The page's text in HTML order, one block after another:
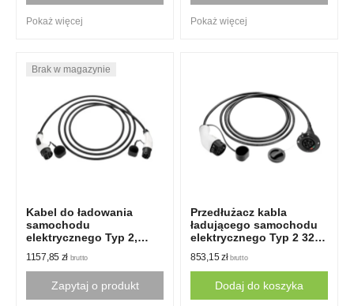
Pokaż więcej Pokaż więcej
Kabel do ładowania
samochodu
elektrycznego Typ 2,
32A, 1-fazowy, 15m,
Duosida
1157,85 zł brutto
Zapytaj o produkt
Przedłużacz kabla
ładującego samochodu
elektrycznego Typ 2 32A
1 faza 5m
853,15zł brutto
Dodaj do koszyka